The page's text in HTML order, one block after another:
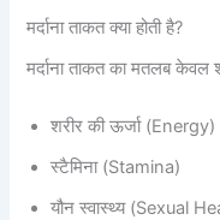
मर्दाना ताकत क्या होती है?
मर्दाना ताकत का मतलब केवल
शरीर की ऊर्जा (Energy)
स्टैमिना (Stamina)
यौन स्वास्थ्य (Sexual